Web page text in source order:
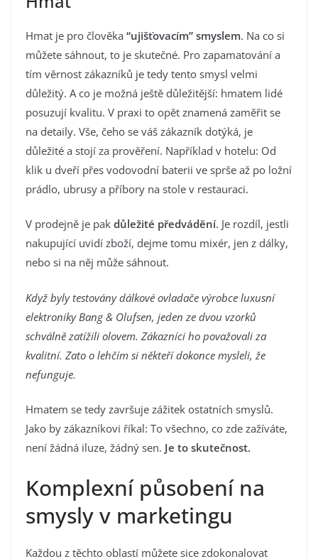
Hmat je pro člověka “ujišťovacím” smyslem. Na co si
můžete sáhnout, to je skutečné. Pro zapamatování a
tím věrnost zákazníků je tedy tento smysl velmi
důležitý. A co je možná ještě důležitější: hmatem lidé
posuzují kvalitu. V praxi to opět znamená zaměřit se
na detaily. Vše, čeho se váš zákazník dotýká, je
důležité a stojí za prověření. Například v hotelu: Od
klik u dveří přes vodovodní baterii ve sprše až po ložní
prádlo, ubrusy a příbory na stole v restauraci.
V prodejně je pak důležité předvádění. Je rozdíl, jestli
nakupující uvidí zboží, dejme tomu mixér, jen z dálky,
nebo si na něj může sáhnout.
Když byly testovány dálkové ovladače výrobce luxusní
elektroniky Bang & Olufsen, jeden ze dvou vzorků
schválně zatížili olovem. Zákazníci ho považovali za
kvalitní. Zato o lehčím si někteří dokonce mysleli, že
nefunguje.
Hmatem se tedy završuje zážitek ostatních smyslů.
Jako by zákazníkovi říkal: To všechno, co zde zažíváte,
není žádná iluze, žádný sen. Je to skutečnost.
Komplexní působení na
smysly v marketingu
Každou z těchto oblastí můžete sice zdokonalovat